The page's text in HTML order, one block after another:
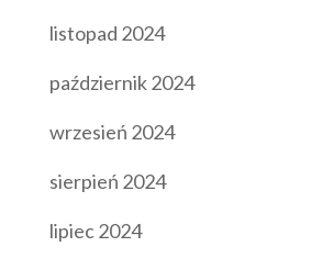
listopad 2024
październik 2024
wrzesień 2024
sierpień 2024
lipiec 2024